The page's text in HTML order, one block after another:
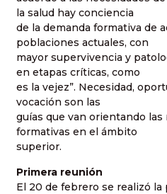
la salud hay conciencia
de la demanda formativa de
poblaciones actuales, con
mayor supervivencia y
en etapas críticas, como
es la vejez”. Necesidad,
vocación son las
guías que van orientando
formativas en el ámbito
superior.
Primera reunión
El 20 de febrero se realizó